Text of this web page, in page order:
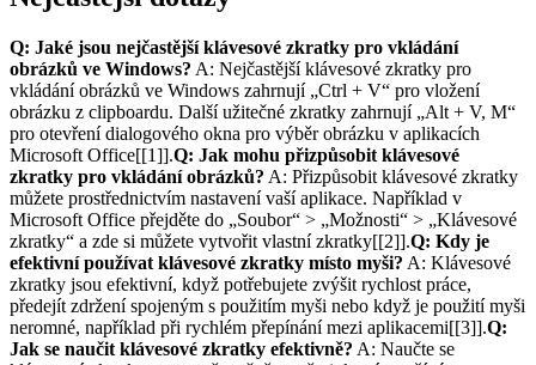
Q: Jaké jsou nejčastější klávesové zkratky pro vkládání
obrázků ve Windows? A: Nejčastější klávesové zkratky pro
vkládání obrázků ve Windows zahrnují „Ctrl + V“ pro vložení
obrázku z clipboardu. Další užitečné zkratky zahrnují „Alt + V, M“
pro otevření dialogového okna pro výběr obrázku v aplikacích
Microsoft Office[[1]].Q: Jak mohu přizpůsobit klávesové
zkratky pro vkládání obrázků? A: Přizpůsobit klávesové zkratky
můžete prostřednictvím nastavení vaší aplikace. Například v
Microsoft Office přejděte do „Soubor“ > „Možnosti“ > „Klávesové
zkratky“ a zde si můžete vytvořit vlastní zkratky[[2]].Q: Kdy je
efektivní používat klávesové zkratky místo myši? A: Klávesové
zkratky jsou efektivní, když potřebujete zvýšit rychlost práce,
předejít zdržení spojeným s použitím myši nebo když je použití myši
neromné, například při rychlém přepínání mezi aplikacemi[[3]].Q:
Jak se naučit klávesové zkratky efektivně? A: Naučte se